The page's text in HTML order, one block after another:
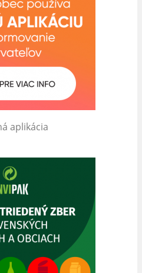
aplikácia